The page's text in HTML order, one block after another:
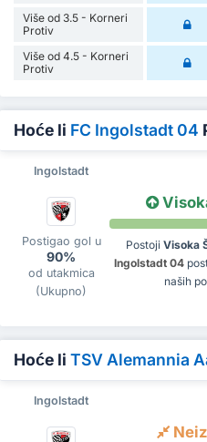
Više od 3.5 - Korneri
Protiv
Više od 4.5 - Korneri
Protiv
Hoće li FC Ingolstadt 04
Ingolstadt
Postigao gol u
90%
od utakmica
(Ukupno)
Postoji Visoka
Ingolstadt 04
naših
Hoće li TSV Alemannia
Ingolstadt